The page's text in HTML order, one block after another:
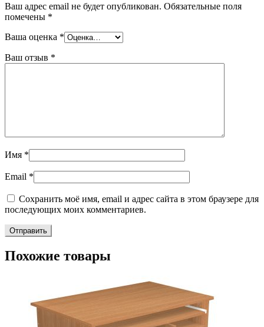
Ваш адрес email не будет опубликован. Обязательные поля
помечены *
Ваша оценка *
Ваш отзыв *
Имя *
Email *
Сохранить моё имя, email и адрес сайта в этом браузере для
последующих моих комментариев.
Похожие товары